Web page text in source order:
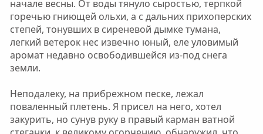
начале весны. От воды тянуло сыростью, терпкой
горечью гниющей ольхи, а с дальних прихоперских
степей, тонувших в сиреневой дымке тумана,
легкий ветерок нес извечно юный, еле уловимый
аромат недавно освободившейся из-под снега
земли.
Неподалеку, на прибрежном песке, лежал
поваленный плетень. Я присел на него, хотел
закурить, но сунув руку в правый карман ватной